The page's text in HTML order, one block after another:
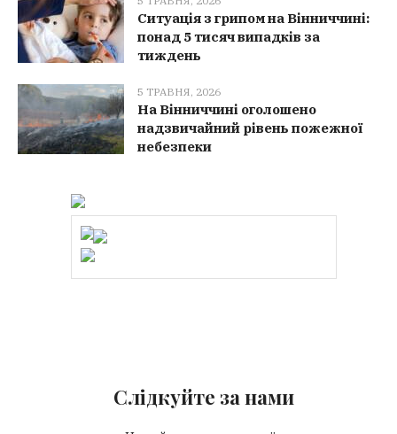
Ситуація з грипом на Вінниччині:
понад 5 тисяч випадків за
тиждень
5 ТРАВНЯ, 2026
На Вінниччині оголошено
надзвичайний рівень пожежної
небезпеки
Слідкуйте за нами